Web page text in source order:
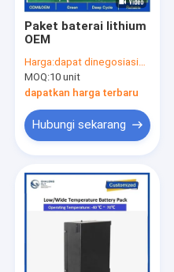
Paket baterai lithium
OEM
Harga:dapat dinegosiasikan
MOQ:10 unit
dapatkan harga terbaru
Hubungi sekarang